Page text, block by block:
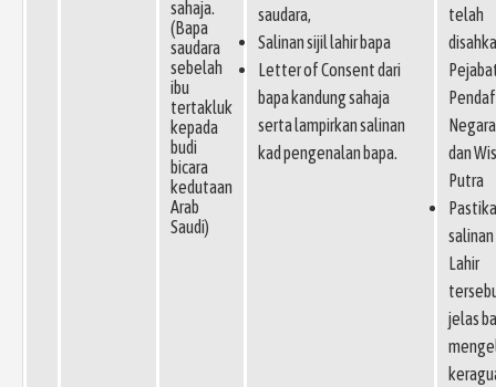
sahaja.
(Bapa
saudara
sebelah
ibu
tertakluk
kepada
budi
bicara
kedutaan
Arab
Saudi)
saudara,
Salinan sijil lahir bapa
Letter of Consent dari
bapa kandung sahaja
serta lampirkan salinan
kad pengenalan bapa.
telah
dan
Putra
Lahir
jelas